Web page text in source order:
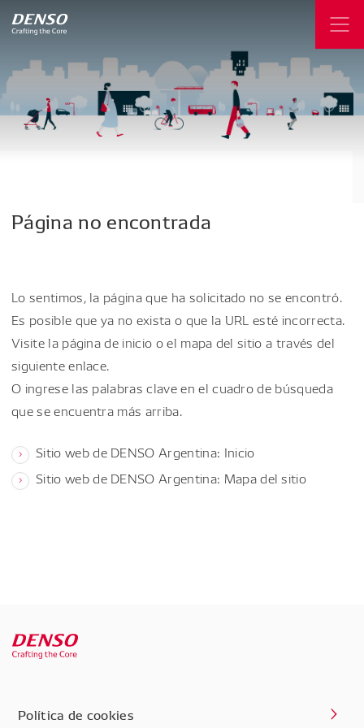
Página no encontrada
Lo sentimos, la página que ha solicitado no se encontró.
Es posible que ya no exista o que la URL esté incorrecta.
Visite la página de inicio o el mapa del sitio a través del
siguiente enlace.
O ingrese las palabras clave en el cuadro de búsqueda
que se encuentra más arriba.
Sitio web de DENSO Argentina: Inicio
Sitio web de DENSO Argentina: Mapa del sitio
Política de cookies